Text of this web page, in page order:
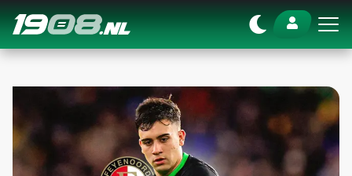
Navigation